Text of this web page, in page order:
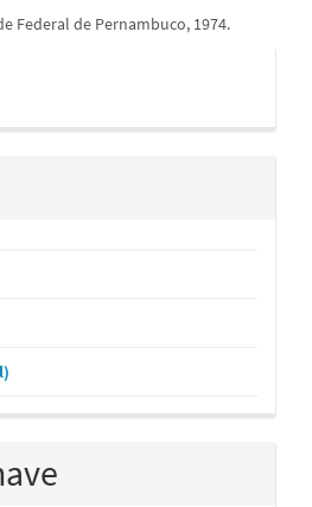
Federal de Pernambuco, 1974.